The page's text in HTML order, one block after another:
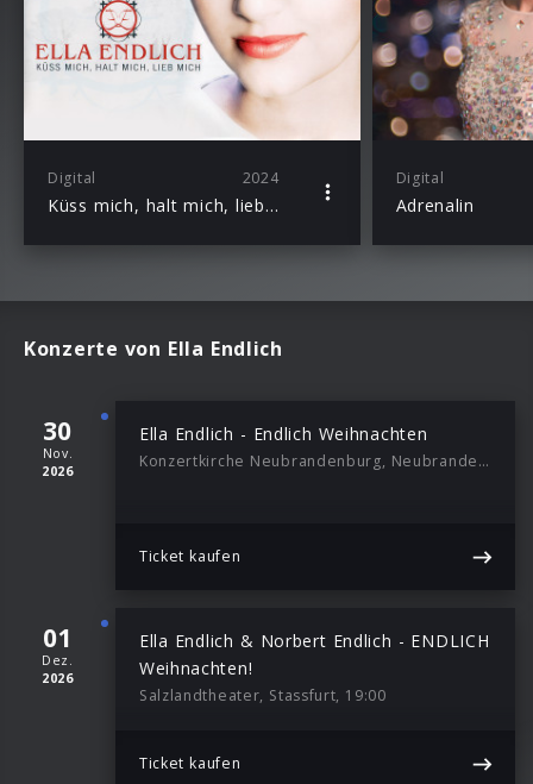
Digital 2024
Küss mich, halt mich, lieb mich (Single)
Digital
Adrenalin
Konzerte von Ella Endlich
30
Nov.
2026
Ella Endlich - Endlich Weihnachten
Konzertkirche Neubrandenburg, Neubrandenburg, 19:00
Ticket kaufen
01
Dez.
2026
Ella Endlich & Norbert Endlich - ENDLICH
Weihnachten!
Salzlandtheater, Stassfurt, 19:00
Ticket kaufen